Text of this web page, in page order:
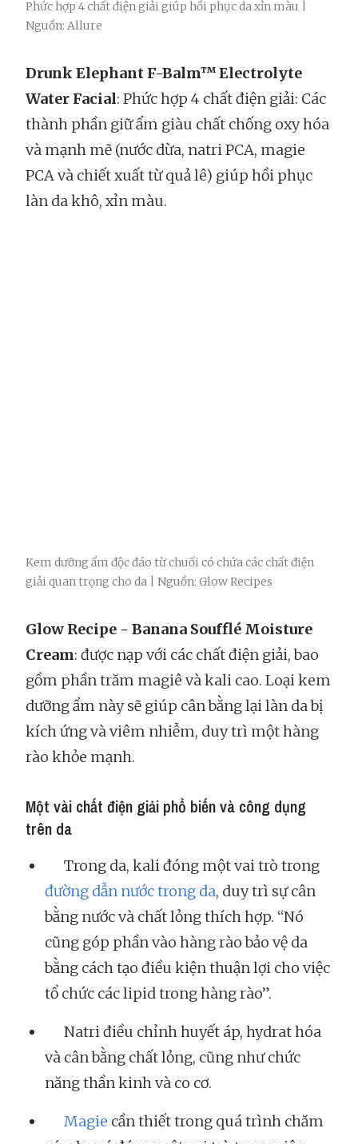
Phức hợp 4 chất điện giải giúp hồi phục da xỉn màu |
Nguồn: Allure
Drunk Elephant F-Balm™ Electrolyte
Water Facial: Phức hợp 4 chất điện giải: Các
thành phần giữ ẩm giàu chất chống oxy hóa
và mạnh mẽ (nước dừa, natri PCA, magie
PCA và chiết xuất từ ​​quả lê) giúp hồi phục
làn da khô, xỉn màu.
Kem dưỡng ẩm độc đáo từ chuối có chứa các chất điện
giải quan trọng cho da | Nguồn: Glow Recipes
Glow Recipe - Banana Soufflé Moisture
Cream: được nạp với các chất điện giải, bao
gồm phần trăm magiê và kali cao. Loại kem
dưỡng ẩm này sẽ giúp cân bằng lại làn da bị
kích ứng và viêm nhiễm, duy trì một hàng
rào khỏe mạnh.
Một vài chất điện giải phổ biến và công dụng
trên da
Trong da, kali đóng một vai trò trong
đường dẫn nước trong da, duy trì sự cân
bằng nước và chất lỏng thích hợp. “Nó
cũng góp phần vào hàng rào bảo vệ da
bằng cách tạo điều kiện thuận lợi cho việc
tổ chức các lipid trong hàng rào”.
Natri điều chỉnh huyết áp, hydrat hóa
và cân bằng chất lỏng, cũng như chức
năng thần kinh và co cơ.
Magie cần thiết trong quá trình chăm